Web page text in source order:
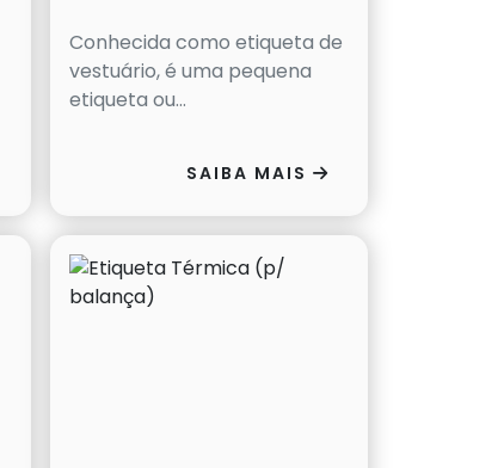
Conhecida como etiqueta de
vestuário, é uma pequena
etiqueta ou...
SAIBA MAIS